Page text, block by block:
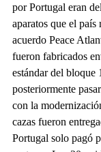
por Portugal eran
aparatos que el
acuerdo Peace
fueron fabricados
estándar del bloque
posteriormente
con la
cazas fueron
Portugal solo pagó